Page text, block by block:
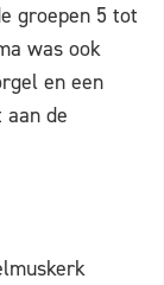
groepen 5 tot
was ook
en een
de